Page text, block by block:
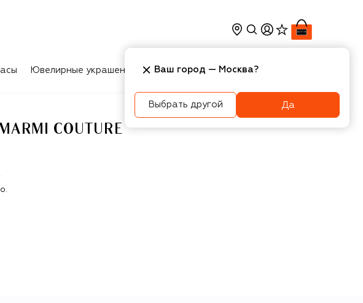
Ювелирные украшения Косметика Интерьер
COUTURE
Ваш город — Москва?
Выбрать другой Да